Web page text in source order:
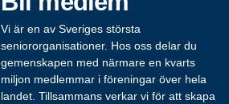
Vi är en av Sveriges största
seniororganisationer. Hos oss delar du
gemenskapen med närmare en kvarts
miljon medlemmar i föreningar över hela
landet. Tillsammans verkar vi för att skapa